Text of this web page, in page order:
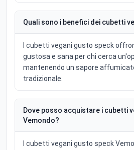
Quali sono i benefici dei cubetti
I cubetti vegani gusto speck
gustosa e sana per chi cerca
mantenendo un sapore
tradizionale.
Dove posso acquistare i cubetti
Vemondo?
I cubetti vegani gusto speck